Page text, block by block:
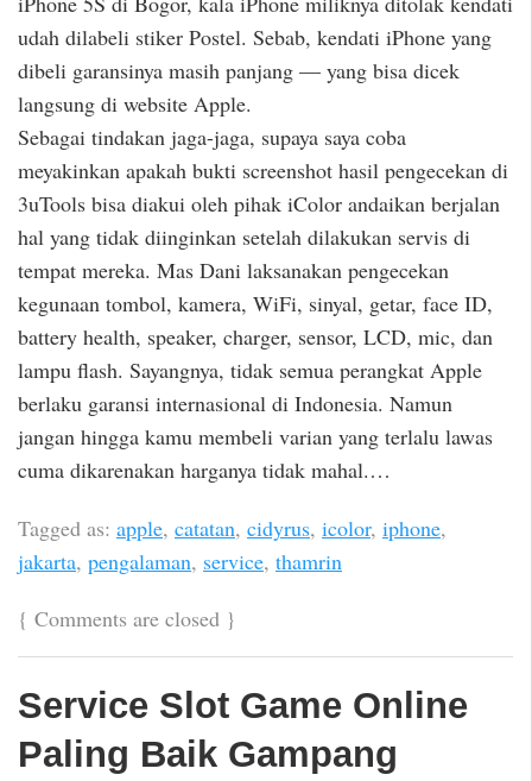
udah dilabeli stiker Postel. Sebab, kendati iPhone yang
dibeli garansinya masih panjang — yang bisa dicek
langsung di website Apple.
Sebagai tindakan jaga-jaga, supaya saya coba
meyakinkan apakah bukti screenshot hasil pengecekan di
3uTools bisa diakui oleh pihak iColor andaikan berjalan
hal yang tidak diinginkan setelah dilakukan servis di
tempat mereka. Mas Dani laksanakan pengecekan
kegunaan tombol, kamera, WiFi, sinyal, getar, face ID,
battery health, speaker, charger, sensor, LCD, mic, dan
lampu flash. Sayangnya, tidak semua perangkat Apple
berlaku garansi internasional di Indonesia. Namun
jangan hingga kamu membeli varian yang terlalu lawas
cuma dikarenakan harganya tidak mahal.…
Tagged as: apple, catatan, cidyrus, icolor, iphone,
jakarta, pengalaman, service, thamrin
{ Comments are closed }
Service Slot Game Online
Paling Baik Gampang